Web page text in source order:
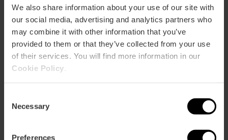
We also share information about your use of our site with
our social media, advertising and analytics partners who
may combine it with other information that you’ve
provided to them or that they’ve collected from your use
of their services. You will find more information in our
Cookie Policy
Selection
Necessary
Preferences
Valencia Open Bike Tour